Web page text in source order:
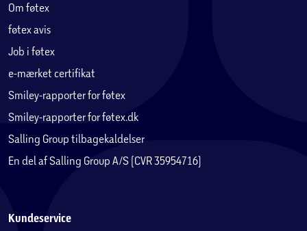
Om føtex
føtex avis
Job i føtex
e-mærket certifikat
Smiley-rapporter for føtex
Smiley-rapporter for føtex.dk
Salling Group tilbagekaldelser
En del af Salling Group A/S (CVR 35954716)
Kundeservice